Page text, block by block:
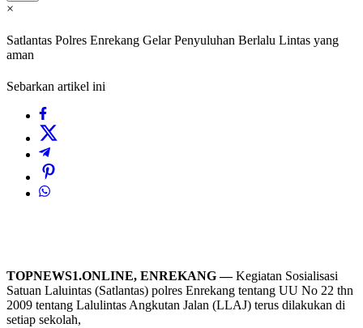
×
Satlantas Polres Enrekang Gelar Penyuluhan Berlalu Lintas yang
aman
Sebarkan artikel ini
TOPNEWS1.ONLINE, ENREKANG —Kegiatan Sosialisasi
Satuan Laluintas (Satlantas) polres Enrekang tentang UU No 22 thn
2009 tentang Lalulintas Angkutan Jalan (LLAJ) terus dilakukan di
setiap sekolah,